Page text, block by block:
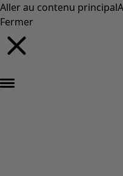
Aller au contenu principal
Fermer